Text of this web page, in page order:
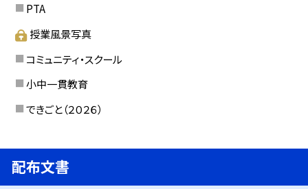
PTA
授業風景写真
コミュニティ・スクール
小中一貫教育
できごと（２０２６）
配布文書